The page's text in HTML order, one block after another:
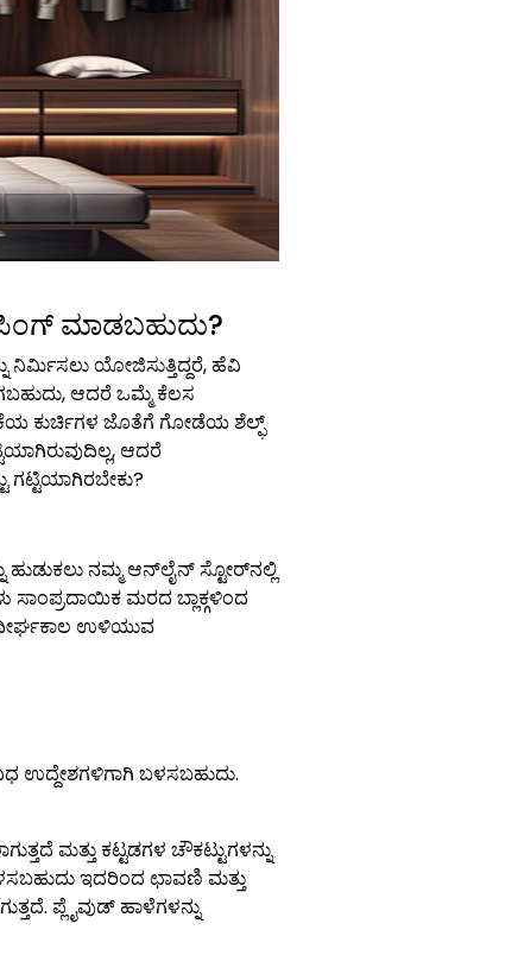
ಮಾಡಬಹುದು?
ನಿರ್ಮಿಸಲು ಯೋಜಿಸುತ್ತಿದ್ದರೆ, ಹೆವಿ
ಆದರೆ ಒಮ್ಮೆ ಕೆಲಸ
ಕುರ್ಚಿಗಳ ಜೊತೆಗೆ ಗೋಡೆಯ ಶೆಲ್ಫ್
ಆದರೆ
ಗಟ್ಟಿಯಾಗಿರಬೇಕು?
ನಮ್ಮ ಆನ್‌ಲೈನ್ ಸ್ಟೋರ್‌ನಲ್ಲಿ
ಸಾಂಪ್ರದಾಯಿಕ ಮರದ ಬ್ಲಾಕ್ಗಳಿಂದ
ಉಳಿಯುವ
ಉದ್ದೇಶಗಳಿಗಾಗಿ ಬಳಸಬಹುದು.
ಮತ್ತು ಕಟ್ಟಡಗಳ ಚೌಕಟ್ಟುಗಳನ್ನು
ಇದರಿಂದ ಛಾವಣಿ ಮತ್ತು
ಪ್ಲೈವುಡ್ ಹಾಳೆಗಳನ್ನು